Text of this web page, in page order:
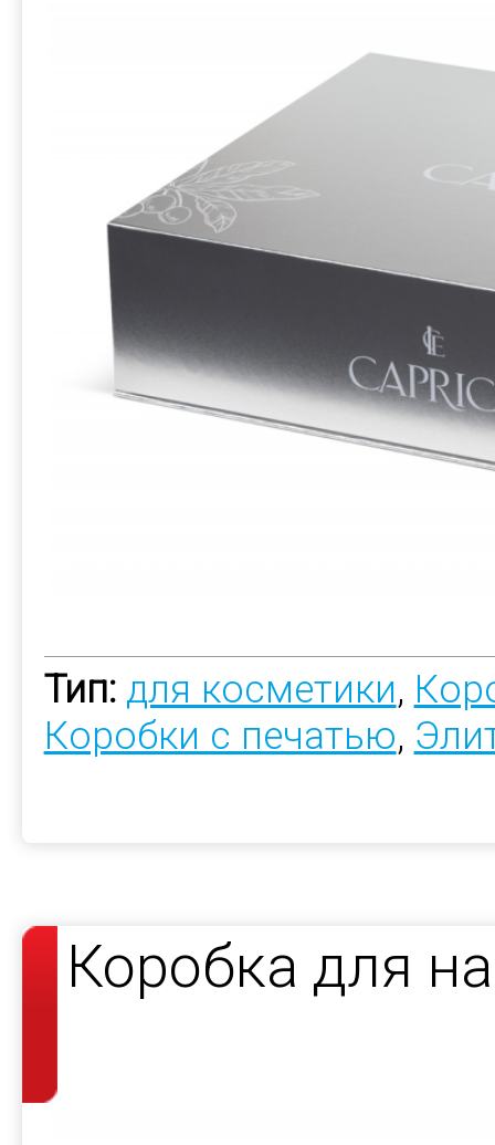
Тип: для косметики,
Коробки с печатью,
Коробка для